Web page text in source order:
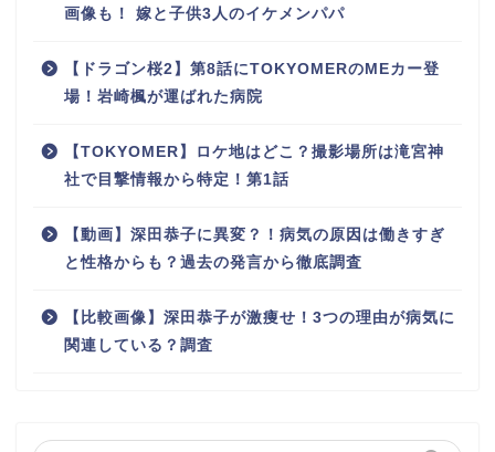
画像も！ 嫁と子供3人のイケメンパパ
【ドラゴン桜2】第8話にTOKYOMERのMEカー登
場！岩崎楓が運ばれた病院
【TOKYOMER】ロケ地はどこ？撮影場所は滝宮神
社で目撃情報から特定！第1話
【動画】深田恭子に異変？！病気の原因は働きすぎ
と性格からも？過去の発言から徹底調査
【比較画像】深田恭子が激痩せ！3つの理由が病気に
関連している？調査